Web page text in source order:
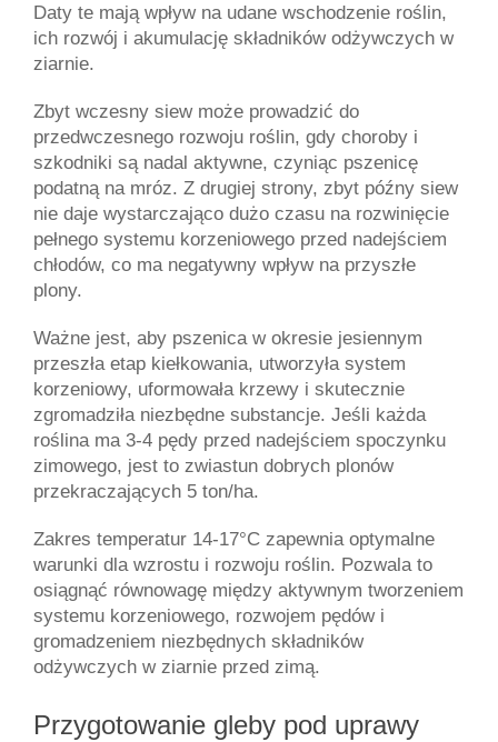
Daty te mają wpływ na udane wschodzenie roślin,
ich rozwój i akumulację składników odżywczych w
ziarnie.
Zbyt wczesny siew może prowadzić do
przedwczesnego rozwoju roślin, gdy choroby i
szkodniki są nadal aktywne, czyniąc pszenicę
podatną na mróz. Z drugiej strony, zbyt późny siew
nie daje wystarczająco dużo czasu na rozwinięcie
pełnego systemu korzeniowego przed nadejściem
chłodów, co ma negatywny wpływ na przyszłe
plony.
Ważne jest, aby pszenica w okresie jesiennym
przeszła etap kiełkowania, utworzyła system
korzeniowy, uformowała krzewy i skutecznie
zgromadziła niezbędne substancje. Jeśli każda
roślina ma 3-4 pędy przed nadejściem spoczynku
zimowego, jest to zwiastun dobrych plonów
przekraczających 5 ton/ha.
Zakres temperatur 14-17°C zapewnia optymalne
warunki dla wzrostu i rozwoju roślin. Pozwala to
osiągnąć równowagę między aktywnym tworzeniem
systemu korzeniowego, rozwojem pędów i
gromadzeniem niezbędnych składników
odżywczych w ziarnie przed zimą.
Przygotowanie gleby pod uprawy